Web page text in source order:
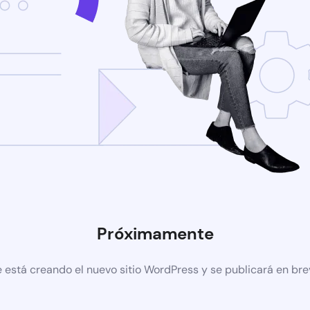
Próximamente
está creando el nuevo sitio WordPress y se publicará en